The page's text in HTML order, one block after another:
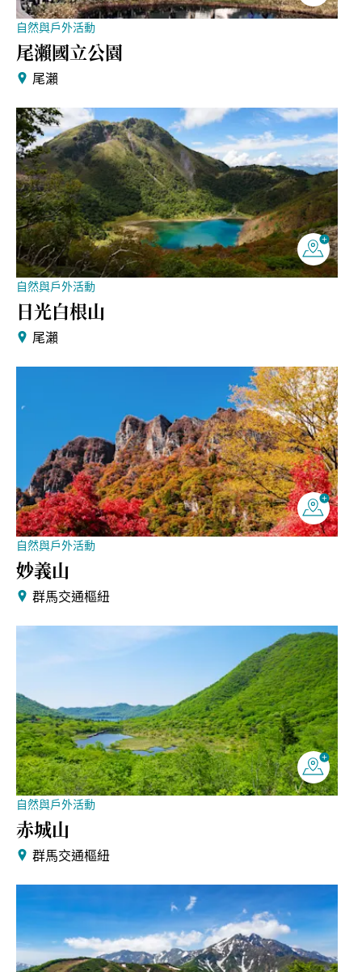
自然與戶外活動
尾瀨國立公園
尾瀨
自然與戶外活動
日光白根山
尾瀨
自然與戶外活動
妙義山
群馬交通樞紐
自然與戶外活動
赤城山
群馬交通樞紐